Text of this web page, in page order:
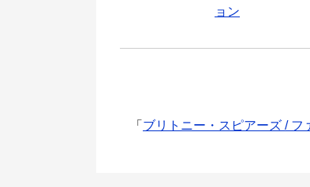
ョン
「 ブリトニー・スピアーズ / フ